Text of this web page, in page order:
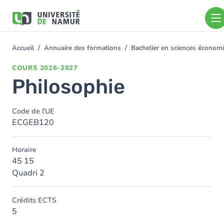
contenu
You
Accueil Annuaire des formations Bachelier en sciences
COURS 2026-2027
Philosophie
Code de l'UE
ECGEB120
Horaire
45 15
Quadri 2
Crédits ECTS
5